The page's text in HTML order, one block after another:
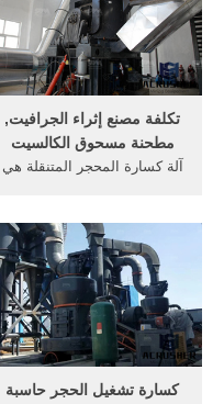
كم كم هو آلة الطوب الناس
من كم طن من .
تكلفة مصنع إثراء الجرافيت,
مطحنة مسحوق الكالسيت
آلة كسارة المحجر المتنقلة هي
المسحوق تايلاند ...
كسارة تشغيل الحجر حاسبة